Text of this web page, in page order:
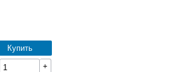
Купить
+